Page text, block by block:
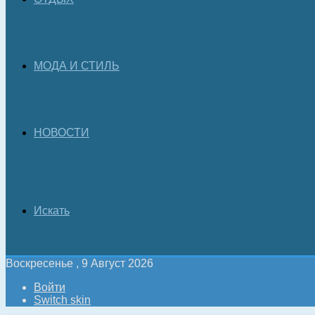
МОДА И СТИЛЬ
НОВОСТИ
Искать
Воскресенье , 9 Август 2026
Войти
Switch skin